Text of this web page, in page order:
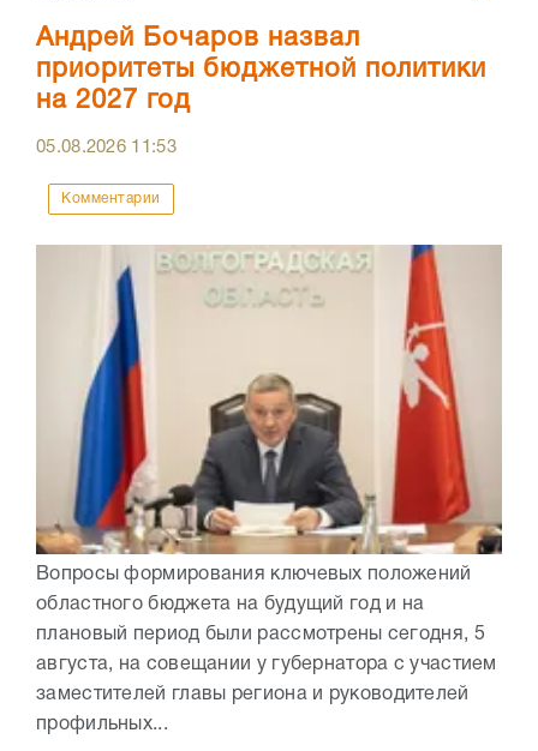
Андрей Бочаров назвал
приоритеты бюджетной политики
на 2027 год
05.08.2026 11:53
Комментарии
Вопросы формирования ключевых положений
областного бюджета на будущий год и на
плановый период были рассмотрены сегодня, 5
августа, на совещании у губернатора с участием
заместителей главы региона и руководителей
профильных...